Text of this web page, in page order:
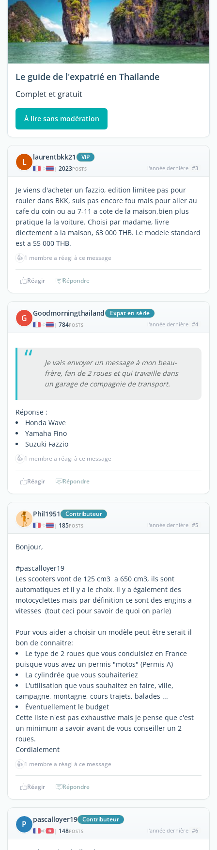
Le guide de l'expatrié en Thailande
Complet et gratuit
À lire sans modération
L laurentbkk21 ViP
| 2023POSTS l'année dernière #3
Je viens d'acheter un fazzio, edition limitee pas pour
rouler dans BKK, suis pas encore fou mais pour aller au
cafe du coin ou au 7-11 a cote de la maison,bien plus
pratique la la voiture. Choisi par madame, livre
diectement a la maison, 63 000 THB. Le modele standard
est a 55 000 THB.
👍 1 membre a réagi à ce message
Réagir Répondre
G Goodmorningthailand Expat en série
| 784POSTS l'année dernière #4
Je vais envoyer un message à mon beau-
frère, fan de 2 roues et qui travaille dans
un garage de compagnie de transport.
Réponse :
Honda Wave
Yamaha Fino
Suzuki Fazzio
👍 1 membre a réagi à ce message
Réagir Répondre
Phil1951 Contributeur
| 185POSTS l'année dernière #5
Bonjour,
#pascalloyer19
Les scooters vont de 125 cm3 a 650 cm3, ils sont
automatiques et il y a le choix. Il y a également des
motocyclettes mais par définition ce sont des engins a
vitesses (tout ceci pour savoir de quoi on parle)
Pour vous aider a choisir un modèle peut-être serait-il
bon de connaitre:
Le type de 2 roues que vous conduisiez en France
puisque vous avez un permis "motos" (Permis A)
La cylindrée que vous souhaiteriez
L'utilisation que vous souhaitez en faire, ville,
campagne, montagne, cours trajets, balades ...
Éventuellement le budget
Cette liste n'est pas exhaustive mais je pense que c'est
un minimum a savoir avant de vous conseiller un 2
roues.
Cordialement
👍 1 membre a réagi à ce message
Réagir Répondre
P pascalloyer19 Contributeur
| 148POSTS l'année dernière #6